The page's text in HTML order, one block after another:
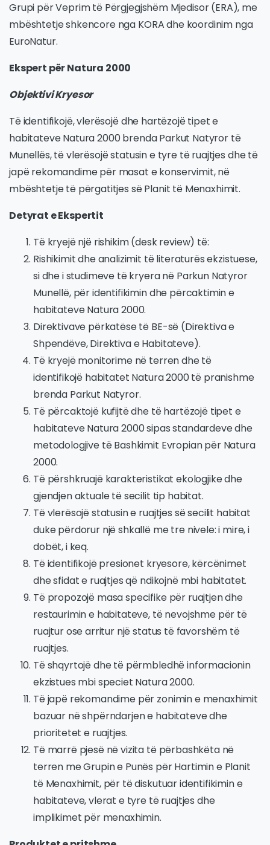
Grupi për Veprim të Përgjegjshëm Mjedisor (ERA), me
mbështetje shkencore nga KORA dhe koordinim nga
EuroNatur.
Ekspert për Natura 2000
Objektivi Kryesor
Të identifikojë, vlerësojë dhe hartëzojë tipet e
habitateve Natura 2000 brenda Parkut Natyror të
Munellës, të vlerësojë statusin e tyre të ruajtjes dhe të
japë rekomandime për masat e konservimit, në
mbështetje të përgatitjes së Planit të Menaxhimit.
Detyrat e Ekspertit
Të kryejë një rishikim (desk review) të:
Rishikimit dhe analizimit të literaturës ekzistuese,
si dhe i studimeve të kryera në Parkun Natyror
Munellë, për identifikimin dhe përcaktimin e
habitateve Natura 2000.
Direktivave përkatëse të BE-së (Direktiva e
Shpendëve, Direktiva e Habitateve).
Të kryejë monitorime në terren dhe të
identifikojë habitatet Natura 2000 të pranishme
brenda Parkut Natyror.
Të përcaktojë kufijtë dhe të hartëzojë tipet e
habitateve Natura 2000 sipas standardeve dhe
metodologjive të Bashkimit Evropian për Natura
2000.
Të përshkruajë karakteristikat ekologjike dhe
gjendjen aktuale të secilit tip habitat.
Të vlerësojë statusin e ruajtjes së secilit habitat
duke përdorur një shkallë me tre nivele: i mire, i
dobët, i keq.
Të identifikojë presionet kryesore, kërcënimet
dhe sfidat e ruajtjes që ndikojnë mbi habitatet.
Të propozojë masa specifike për ruajtjen dhe
restaurimin e habitateve, të nevojshme për të
ruajtur ose arritur një status të favorshëm të
ruajtjes.
Të shqyrtojë dhe të përmbledhë informacionin
ekzistues mbi speciet Natura 2000.
Të japë rekomandime për zonimin e menaxhimit
bazuar në shpërndarjen e habitateve dhe
prioritetet e ruajtjes.
Të marrë pjesë në vizita të përbashkëta në
terren me Grupin e Punës për Hartimin e Planit
të Menaxhimit, për të diskutuar identifikimin e
habitateve, vlerat e tyre të ruajtjes dhe
implikimet për menaxhimin.